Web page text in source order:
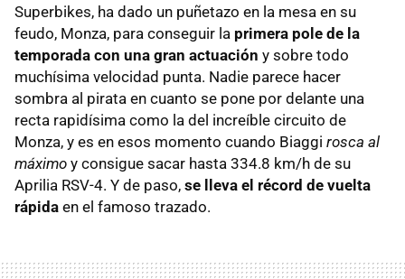
Superbikes, ha dado un puñetazo en la mesa en su
feudo, Monza, para conseguir la primera pole de la
temporada con una gran actuación y sobre todo
muchísima velocidad punta. Nadie parece hacer
sombra al pirata en cuanto se pone por delante una
recta rapidísima como la del increíble circuito de
Monza, y es en esos momento cuando Biaggi rosca al
máximo y consigue sacar hasta 334.8 km/h de su
Aprilia RSV-4. Y de paso, se lleva el récord de vuelta
rápida en el famoso trazado.